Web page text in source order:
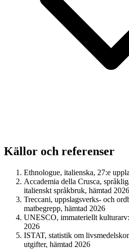
Källor och referenser
Ethnologue, italienska, 27:e
Accademia della Crusca,
italienskt språkbruk, hämtad 2026
Treccani, uppslagsverks- och
matbegrepp, hämtad 2026
UNESCO, immateriellt
2026
ISTAT, statistik om
utgifter, hämtad 2026